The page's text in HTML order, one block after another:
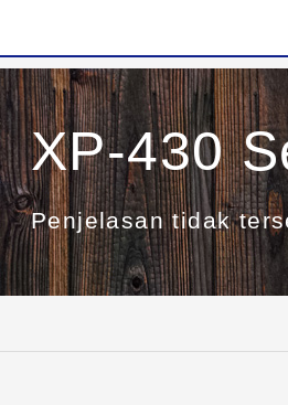
XP-430
Penjelasan tidak